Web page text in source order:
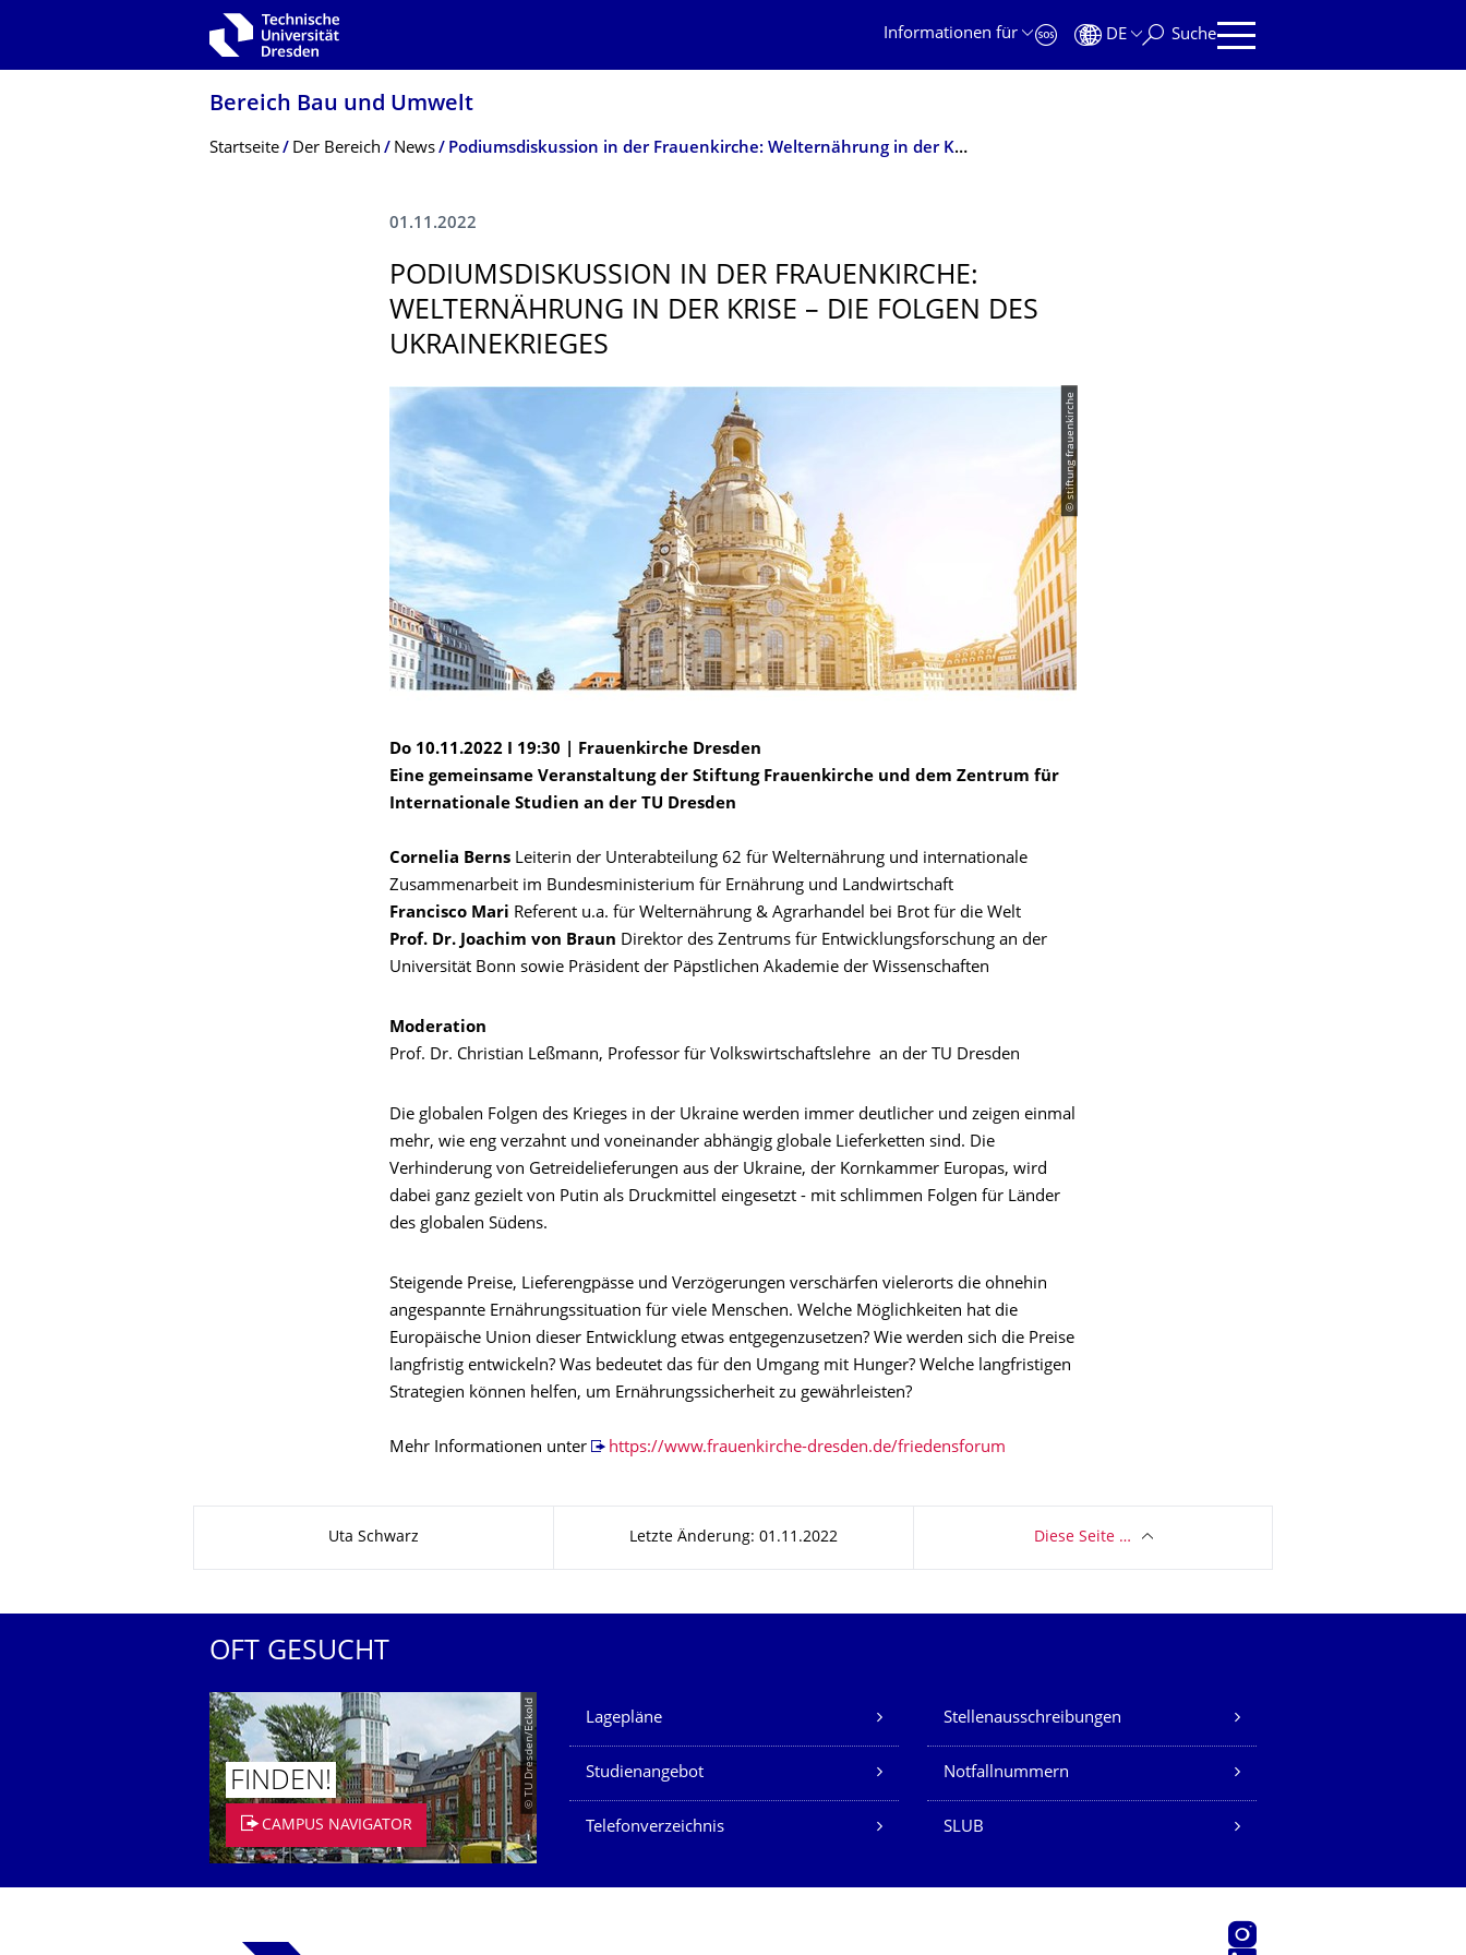
Zur Hauptnavigation springen
Informationen für
DE Suche
Bereich Bau und Umwelt
Breadcrumb-Menü
Startseite Der Bereich News Podiumsdiskussion in der Frauenkirche: Welternährung in der Krise – Die Folgen des Ukrainekrieges
01.11.2022
PODIUMSDISKUS­SION IN DER FRAUENKIRCHE:
WELTERNÄHRUNG IN DER KRISE – DIE FOLGEN DES
UKRAINEKRIEGES
© stiftung frauenkirche
Do 10.11.2022 I 19:30 | Frauenkirche Dresden
Eine gemeinsame Veranstaltung der Stiftung Frauenkirche und dem Zentrum für
Internationale Studien an der TU Dresden
Cornelia Berns Leiterin der Unterabteilung 62 für Welternährung und internationale
Zusammenarbeit im Bundesministerium für Ernährung und Landwirtschaft
Francisco Mari Referent u.a. für Welternährung & Agrarhandel bei Brot für die Welt
Prof. Dr. Joachim von Braun Direktor des Zentrums für Entwicklungsforschung an der
Universität Bonn sowie Präsident der Päpstlichen Akademie der Wissenschaften
Moderation
Prof. Dr. Christian Leßmann, Professor für Volkswirtschaftslehre an der TU Dresden
Die globalen Folgen des Krieges in der Ukraine werden immer deutlicher und zeigen einmal
mehr, wie eng verzahnt und voneinander abhängig globale Lieferketten sind. Die
Verhinderung von Getreidelieferungen aus der Ukraine, der Kornkammer Europas, wird
dabei ganz gezielt von Putin als Druckmittel eingesetzt - mit schlimmen Folgen für Länder
des globalen Südens.
Steigende Preise, Lieferengpässe und Verzögerungen verschärfen vielerorts die ohnehin
angespannte Ernährungssituation für viele Menschen. Welche Möglichkeiten hat die
Europäische Union dieser Entwicklung etwas entgegenzusetzen? Wie werden sich die Preise
langfristig entwickeln? Was bedeutet das für den Umgang mit Hunger? Welche langfristigen
Strategien können helfen, um Ernährungssicherheit zu gewährleisten?
Mehr Informationen unter https://www.frauenkirche-dresden.de/friedensforum
Uta Schwarz Letzte Änderung: 01.11.2022 Diese Seite …
OFT GESUCHT
© TU Dresden/Eckold
FINDEN!
CAMPUS NAVIGATOR
Unsere Dienste
Lagepläne Stellenausschreibungen
Studienangebot Notfallnummern
Telefonverzeichnis SLUB
Instagram